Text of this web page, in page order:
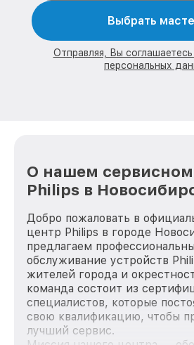
Выбрать
Отправляя, Вы
персональных
О нашем
Philips в
Добро пожаловать в
центр Philips в городе
предлагаем
обслуживание устройств
жителей города и
команда состоит из
специалистов, которые
свою квалификацию, чтобы
лучший сервис.